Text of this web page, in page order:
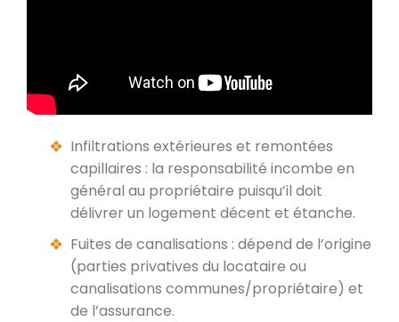
Infiltrations extérieures et remontées
capillaires : la responsabilité incombe en
général au propriétaire puisqu’il doit
délivrer un logement décent et étanche.
Fuites de canalisations : dépend de l’origine
(parties privatives du locataire ou
canalisations communes/propriétaire) et
de l’assurance.